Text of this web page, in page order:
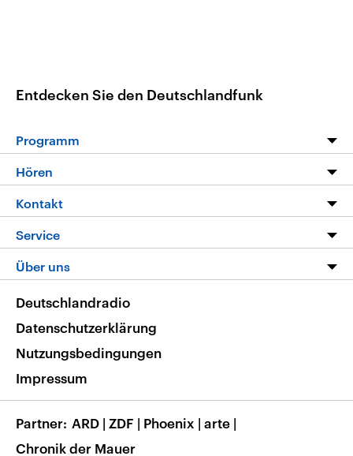
Entdecken Sie den Deutschlandfunk
Programm
Programm
Die Nachrichten
Nachrichtenleicht
Neue Beiträge auf dlf.de
Hören
Livestream
Podcasts
Deutschlandfunk App
Nachrichten App
Frequenzen
Kontakt
Hörerservice
Service
FAQ
Veranstaltungen
Musikliste
RSS
Über uns
Barrierefreiheit
Deutschlandradio
Datenschutzerklärung
Nutzungsbedingungen
Impressum
Partner ARD | ZDF | Phoenix | arte |
Chronik der Mauer